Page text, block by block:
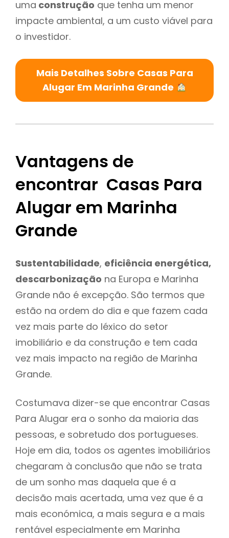
uma construção que tenha um menor
impacte ambiental, a um custo viável para
o investidor.
Mais Detalhes Sobre Casas Para
Alugar Em Marinha Grande
Vantagens de
encontrar Casas Para
Alugar em Marinha
Grande
Sustentabilidade, eficiência energética,
descarbonização na Europa e Marinha
Grande não é excepção. São termos que
estão na ordem do dia e que fazem cada
vez mais parte do léxico do setor
imobiliário e da construção e tem cada
vez mais impacto na região de Marinha
Grande.
Costumava dizer-se que encontrar Casas
Para Alugar era o sonho da maioria das
pessoas, e sobretudo dos portugueses.
Hoje em dia, todos os agentes imobiliários
chegaram à conclusão que não se trata
de um sonho mas daquela que é a
decisão mais acertada, uma vez que é a
mais económica, a mais segura e a mais
rentável especialmente em Marinha